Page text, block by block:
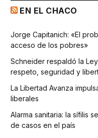
EN EL CHACO
Jorge Capitanich: «El
acceso de los pobres»
Schneider respaldó la
respeto, seguridad y
La Libertad Avanza
liberales
Alarma sanitaria: la sífilis
de casos en el país